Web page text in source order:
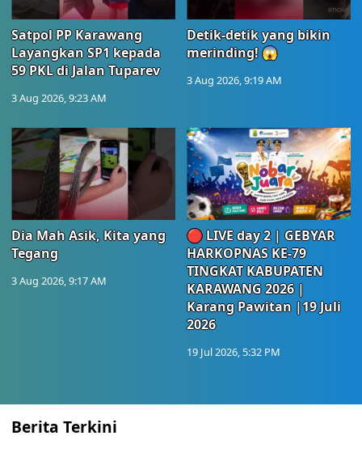
Satpol PP Karawang
Layangkan SP1 kepada
59 PKL di Jalan Tuparev
3 Aug 2026, 9:23 AM
Detik-detik yang bikin
merinding! 😱
3 Aug 2026, 9:19 AM
Dia Mah Asik, Kita yang
Tegang
3 Aug 2026, 9:17 AM
🔴 LIVE day 2 | GEBYAR
HARKOPNAS KE-79
TINGKAT KABUPATEN
KARAWANG 2026 |
Karang Pawitan |19 Juli
2026
19 Jul 2026, 5:32 PM
Berita Terkini